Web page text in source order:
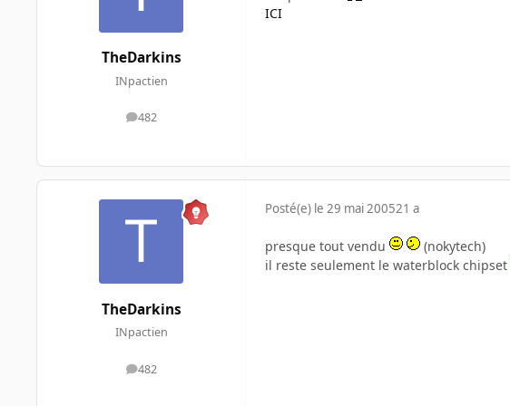
TheDarkins
INpactien
482
messages
ICI
TheDarkins
INpactien
482
messages
Posté(e) le 29 mai 200521 a
presque tout vendu
(nokytech)
il reste seulement le waterblock chipset